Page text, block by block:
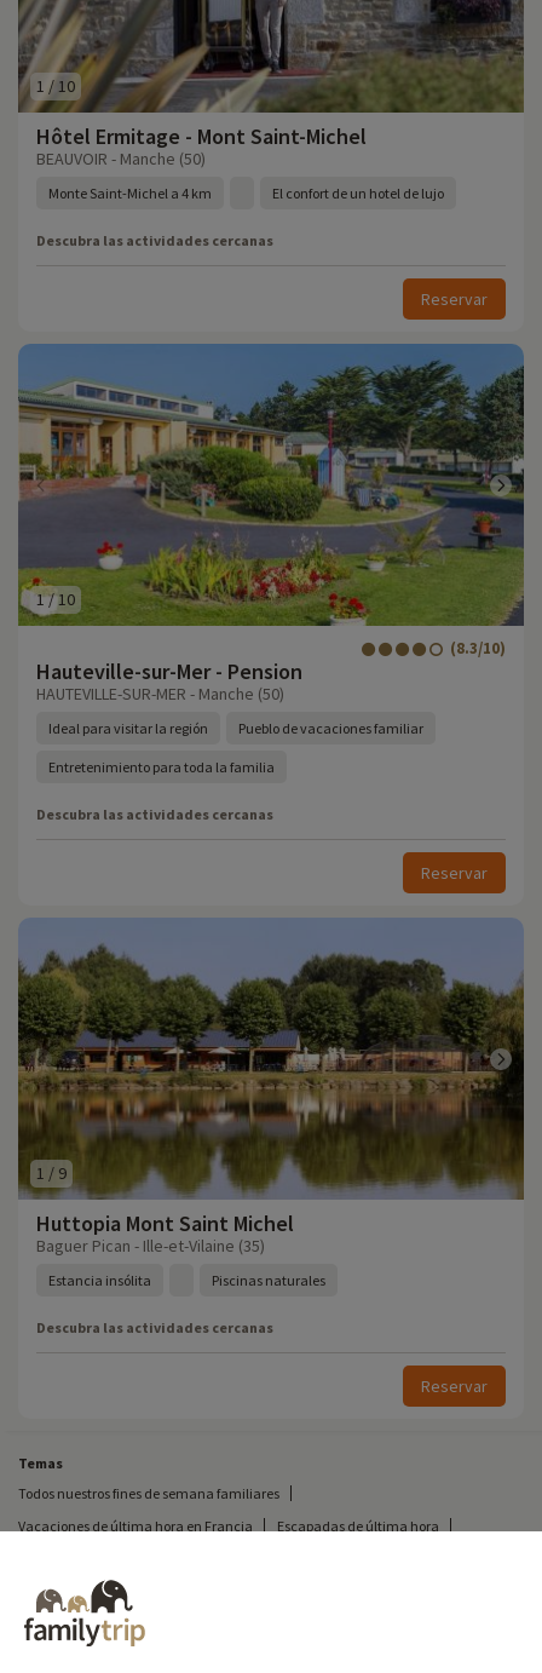
1 / 10
Hôtel Ermitage - Mont Saint-Michel
BEAUVOIR - Manche (50)
Monte Saint-Michel a 4 km El confort de un hotel de lujo
Descubra las actividades cercanas
Reservar
1/10
Hauteville-sur-Mer - Pension
(8.3/10)
HAUTEVILLE-SUR-MER - Manche (50)
Ideal para visitar la región Pueblo de vacaciones familiar
Entretenimiento para toda la familia
Descubra las actividades cercanas
Reservar
1 / 9
Huttopia Mont Saint Michel
Baguer Pican - Ille-et-Vilaine (35)
Estancia insólita Piscinas naturales
Descubra las actividades cercanas
Reservar
Temas
Todos nuestros fines de semana familiares
Vacaciones de última hora en Francia
Escapadas de última hora
Vacaciones en camping en Francia
Destinos
Vacaciones de esquí en Francia